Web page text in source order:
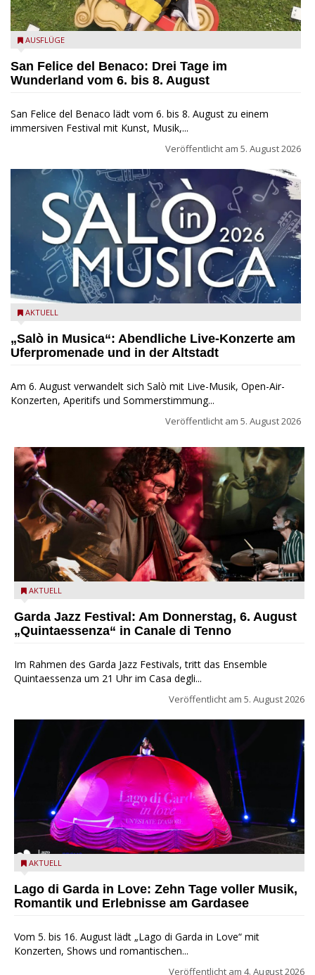
San Felice del Benaco: Drei Tage im Wunderland
AUSFLÜGE
San Felice del Benaco: Drei Tage im
Wunderland vom 6. bis 8. August
San Felice del Benaco lädt vom 6. bis 8. August zu einem
immersiven Festival mit Kunst, Musik,...
Veröffentlicht am 5. August 2026
Salò in Musica 2026
AKTUELL
„Salò in Musica“: Abendliche Live-Konzerte am
Uferpromenade und in der Altstadt
Am 6. August verwandelt sich Salò mit Live-Musik, Open-Air-
Konzerten, Aperitifs und Sommerstimmung...
Veröffentlicht am 5. August 2026
Das Ensemble Quintaessenza zu Gast beim Garda Jazz
AKTUELL
Garda Jazz Festival: Am Donnerstag, 6. August
„Quintaessenza“ in Canale di Tenno
Im Rahmen des Garda Jazz Festivals, tritt das Ensemble
Quintaessenza um 21 Uhr im Casa degli...
Veröffentlicht am 5. August 2026
Lago di Garda in Love
AKTUELL
Lago di Garda in Love: Zehn Tage voller Musik,
Romantik und Erlebnisse am Gardasee
Vom 5. bis 16. August lädt „Lago di Garda in Love“ mit
Konzerten, Shows und romantischen...
Veröffentlicht am 4. August 2026